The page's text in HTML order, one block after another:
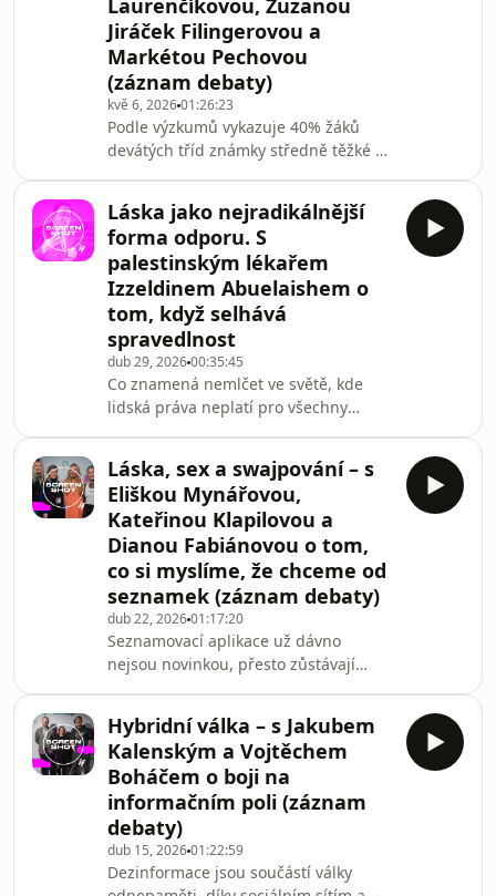
Opomíjená Afrika je přitom prostor,
kde se ve zrychlené formě potkávají
největší otázky současnosti jako
demogr
Laurenčíkovou, Zuzanou
Jiráček Filingerovou a
Markétou Pechovou
(záznam debaty)
kvě 6, 202601:26:23
Podle výzkumů vykazuje 40% žáků
devátých tříd známky středně těžké až
covidová epidemie a jakou roli hrají
sociální sítě nebo nedostatek
komunikace mezi rodiči a dětmi? Co
se stane, když z dětí vyrostou dospělí,
kteří budou mít pocit, že nedostali tu
správnou pomoc a podporu? Děti jsou
naše budoucnost a jejich psychické
zdraví j
Láska jako nejradikálnější
forma odporu. S
palestinským lékařem
Izzeldinem Abuelaishem o
tom, když selhává
spravedlnost
dub 29, 202600:35:45
Co znamená nemlčet ve světě, kde
lidská práva neplatí pro všechny
táboře v Pásmu Gazy a později jako
jeden z prvních Palestinců pracoval v
izraelském zdravotnictví a přiváděl na
svět děti. V roce 2009 zasáhl izraelský
tank jeho dům. Zahynuly jeho tři
dcery Bisan, Mayar a Aya a jeho neteř
Noor. Ve své knize Nebudu nenávidět
popsa
Láska, sex a swajpování – s
Eliškou Mynářovou,
Kateřinou Klapilovou a
Dianou Fabiánovou o tom,
co si myslíme, že chceme od
seznamek (záznam debaty)
dub 22, 202601:17:20
Seznamovací aplikace už dávno
nejsou novinkou, přesto zůstávají
příslib, že nám pomůžou najít někoho
kompatibilního. Co když ale to, co nás
k druhým lidem opravdu přitahuje,
žádný algoritmus nedokáže zachytit?
Psychoterapeutka a trans aktivistka
Eliška Mynářová, sexuoložka Kateřina
Klapilová a matchmakerka Diana
Hybridní válka – s Jakubem
Kalenským a Vojtěchem
Boháčem o boji na
informačním poli (záznam
debaty)
dub 15, 202601:22:59
Dezinformace jsou součástí války